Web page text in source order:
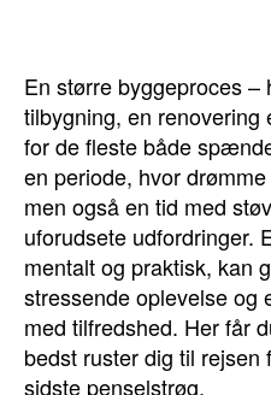
En større byggeproces –
tilbygning, en renovering
for de fleste både
en periode, hvor
men også en tid med
uforudsete udfordringer.
mentalt og praktisk, kan
stressende oplevelse og
med tilfredshed. Her får
bedst ruster dig til rejsen
sidste penselstrøg.